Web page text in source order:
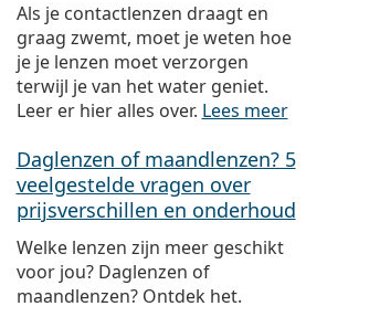
Als je contactlenzen draagt en
graag zwemt, moet je weten hoe
je je lenzen moet verzorgen
terwijl je van het water geniet.
Leer er hier alles over. Lees meer
Daglenzen of maandlenzen? 5
veelgestelde vragen over
prijsverschillen en onderhoud
Welke lenzen zijn meer geschikt
voor jou? Daglenzen of
maandlenzen? Ontdek het.